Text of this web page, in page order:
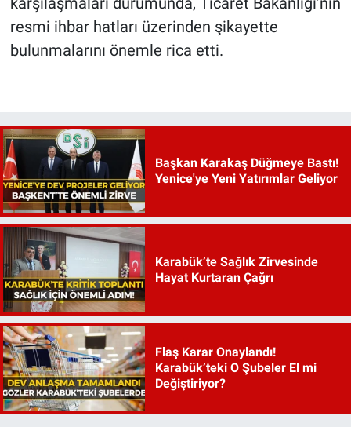
resmi ihbar hatları üzerinden şikayette
bulunmalarını önemle rica etti.
Başkan Karakaş Düğmeye Bastı!
Yenice'ye Yeni Yatırımlar Geliyor
Karabük’te Sağlık Zirvesinde
Hayat Kurtaran Çağrı
Flaş Karar Onaylandı!
Karabük’teki O Şubeler El mi
Değiştiriyor?